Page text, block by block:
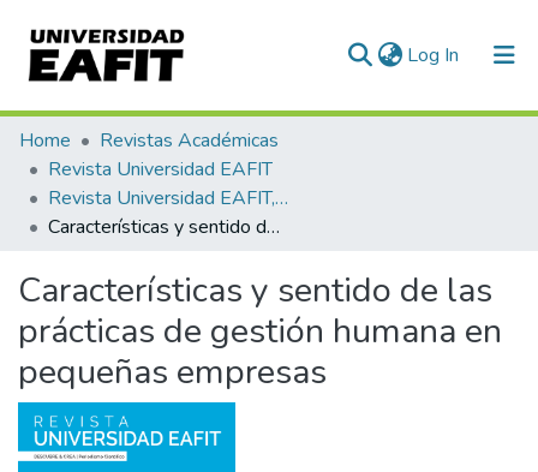
Log In (current)
Communities & Collections
All of DSpace
Statistics
Home
Revistas Académicas
Revista Universidad EAFIT
Revista Universidad EAFIT, Vol. 42, Núm. 142 (2006)
Características y sentido de las prácticas de gestión humana en pequeñas empresas
Características y sentido de las
prácticas de gestión humana en
pequeñas empresas